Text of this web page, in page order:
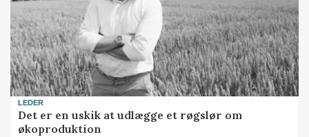
LEDER
Det er en uskik at udlægge et røgslør om
økoproduktion